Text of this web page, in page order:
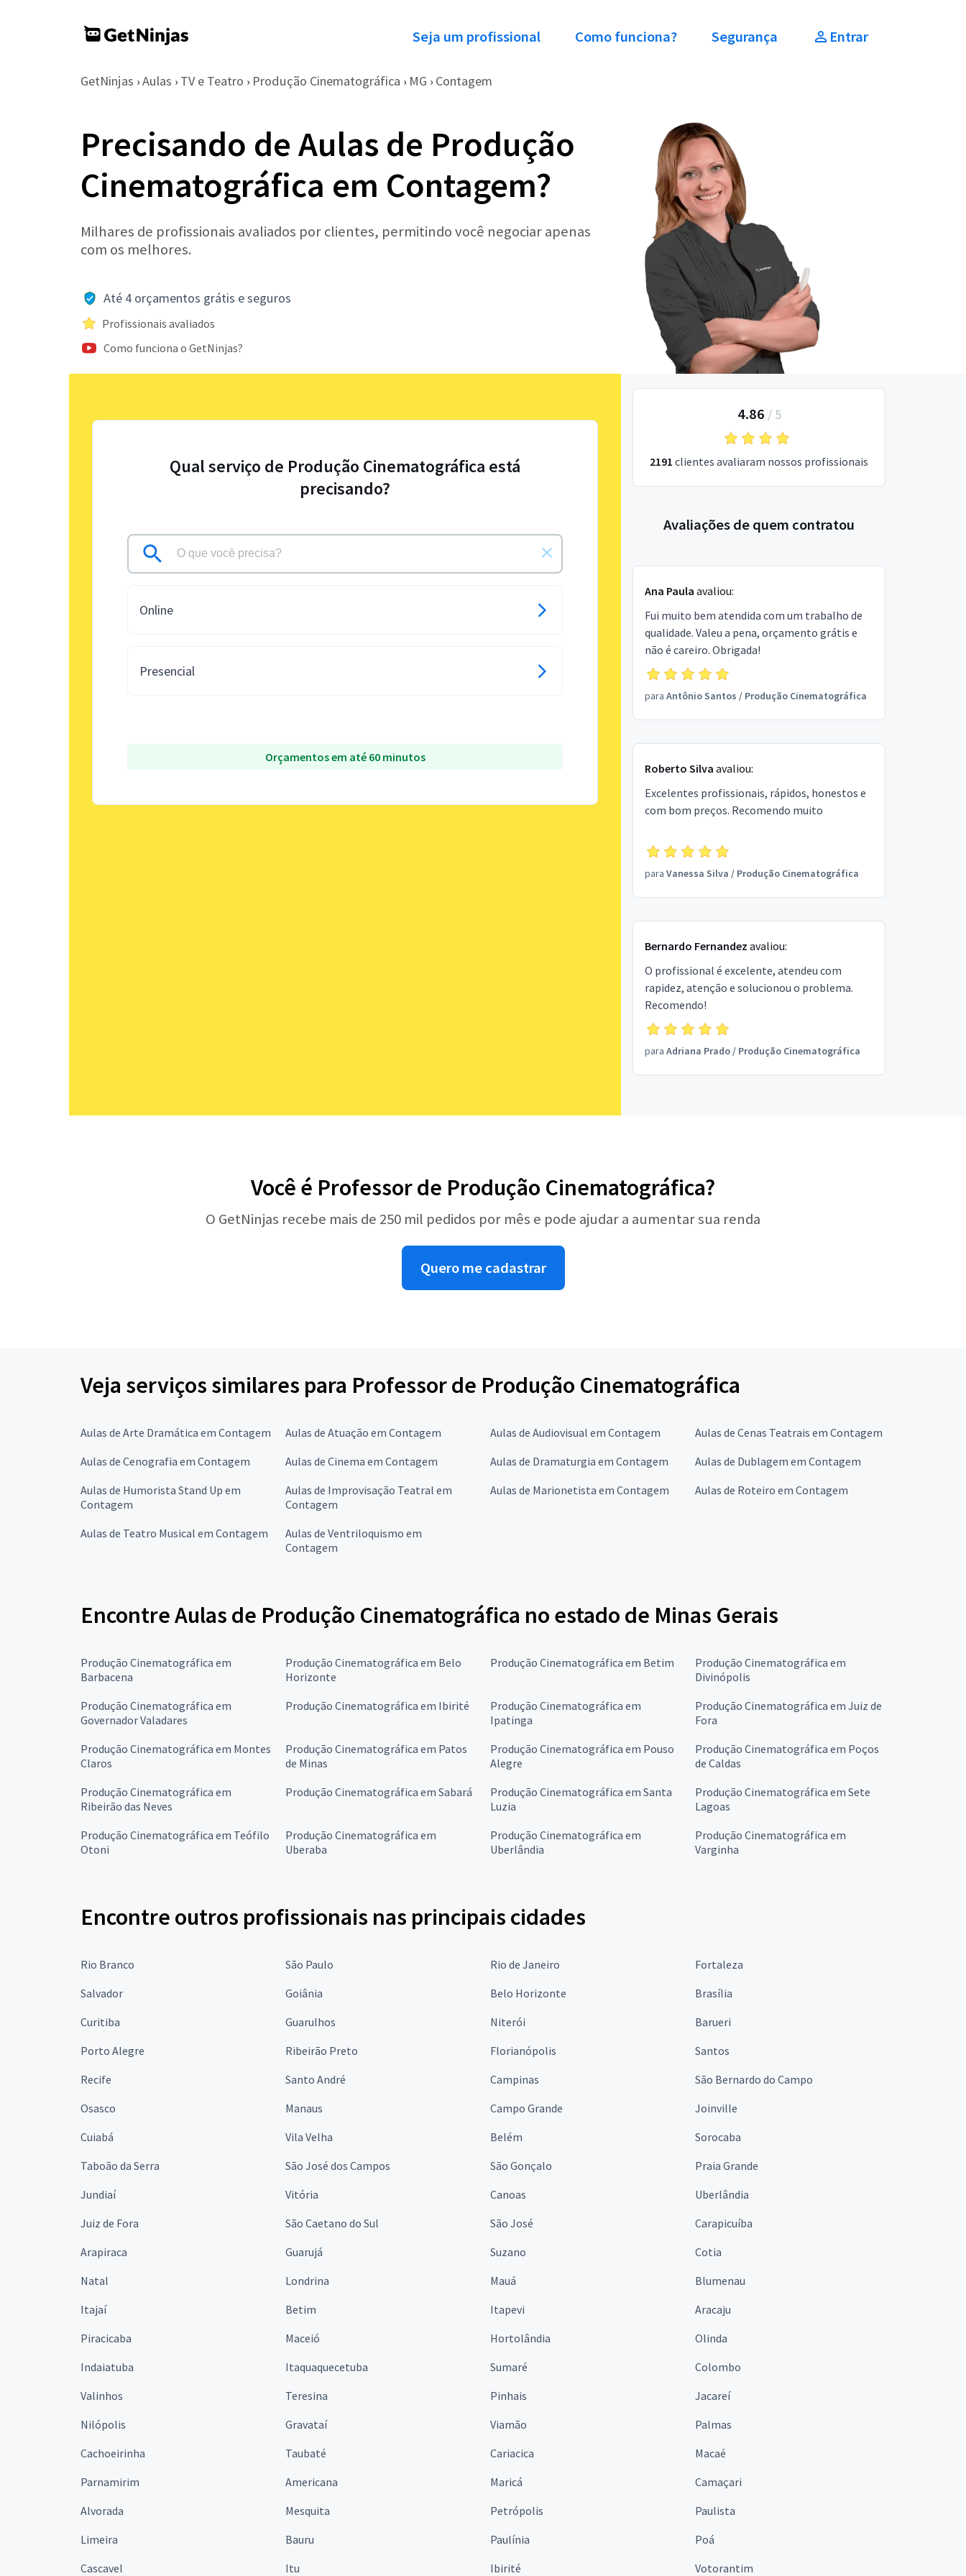
Seja um profissional Como funciona? Segurança Entrar
GetNinjas › Aulas › TV e Teatro › Produção Cinematográfica › MG › Contagem
Precisando de Aulas de Produção
Cinematográfica em Contagem?
Milhares de profissionais avaliados por clientes, permitindo você negociar apenas
com os melhores.
Até 4 orçamentos grátis e seguros
Profissionais avaliados
Como funciona o GetNinjas?
Qual serviço de Produção Cinematográfica está
precisando?
Online
Presencial
Orçamentos em até 60 minutos
4.86 / 5
2191 clientes avaliaram nossos profissionais
Avaliações de quem contratou
Ana Paula avaliou:
Fui muito bem atendida com um trabalho de
qualidade. Valeu a pena, orçamento grátis e
não é careiro. Obrigada!
para Antônio Santos / Produção Cinematográfica
Roberto Silva avaliou:
Excelentes profissionais, rápidos, honestos e
com bom preços. Recomendo muito
para Vanessa Silva / Produção Cinematográfica
Bernardo Fernandez avaliou:
O profissional é excelente, atendeu com
rapidez, atenção e solucionou o problema.
Recomendo!
para Adriana Prado/ Produção Cinematográfica
Você é Professor de Produção Cinematográfica?
O GetNinjas recebe mais de 250 mil pedidos por mês e pode ajudar a aumentar sua renda
Quero me cadastrar
Veja serviços similares para Professor de Produção Cinematográfica
Aulas de Arte Dramática em Contagem Aulas de Atuação em Contagem Aulas de Audiovisual em Contagem
Aulas de Cenas Teatrais em Contagem
Aulas de Cenografia em Contagem
Aulas de Cinema em Contagem Aulas de Dramaturgia em Contagem
Aulas de Dublagem em Contagem
Aulas de Humorista Stand Up em
Contagem
Aulas de Improvisação Teatral em
Contagem
Aulas de Marionetista em Contagem Aulas de Roteiro em Contagem
Aulas de Teatro Musical em Contagem
Aulas de Ventriloquismo em
Contagem
Encontre Aulas de Produção Cinematográfica no estado de Minas Gerais
Produção Cinematográfica em
Barbacena
Produção Cinematográfica em Belo
Horizonte
Produção Cinematográfica em Betim
Produção Cinematográfica em
Divinópolis
Produção Cinematográfica em
Governador Valadares
Produção Cinematográfica em Ibirité
Produção Cinematográfica em
Ipatinga
Produção Cinematográfica em Juiz de
Fora
Produção Cinematográfica em Montes
Claros
Produção Cinematográfica em Patos
de Minas
Produção Cinematográfica em Pouso
Alegre
Produção Cinematográfica em Poços
de Caldas
Produção Cinematográfica em
Ribeirão das Neves
Produção Cinematográfica em Sabará
Produção Cinematográfica em Santa
Luzia
Produção Cinematográfica em Sete
Lagoas
Produção Cinematográfica em Teófilo
Otoni
Produção Cinematográfica em
Uberaba
Produção Cinematográfica em
Uberlândia
Produção Cinematográfica em
Varginha
Encontre outros profissionais nas principais cidades
Rio Branco São Paulo Rio de Janeiro
Fortaleza
Salvador
Goiânia Belo Horizonte
Brasília
Curitiba
Guarulhos Niterói
Barueri
Porto Alegre
Ribeirão Preto Florianópolis
Santos
Recife
Santo André Campinas
São Bernardo do Campo
Osasco
Manaus Campo Grande
Joinville
Cuiabá
Vila Velha Belém
Sorocaba
Taboão da Serra
São José dos Campos São Gonçalo
Praia Grande
Jundiaí
Vitória Canoas
Uberlândia
Juiz de Fora
São Caetano do Sul São José
Carapicuíba
Arapiraca
Guarujá Suzano
Cotia
Natal
Londrina Mauá
Blumenau
Itajaí
Betim Itapevi
Aracaju
Piracicaba
Maceió Hortolândia
Olinda
Indaiatuba
Itaquaquecetuba Sumaré
Colombo
Valinhos
Teresina Pinhais
Jacareí
Nilópolis
Gravataí Viamão
Palmas
Cachoeirinha
Taubaté Cariacica
Macaé
Parnamirim
Americana Maricá
Camaçari
Alvorada
Mesquita Petrópolis
Paulista
Limeira
Bauru Paulínia
Poá
Cascavel
Itu Ibirité Votorantim